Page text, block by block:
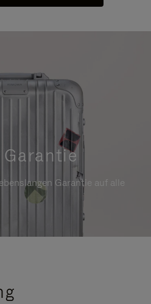
Garantie auf alle